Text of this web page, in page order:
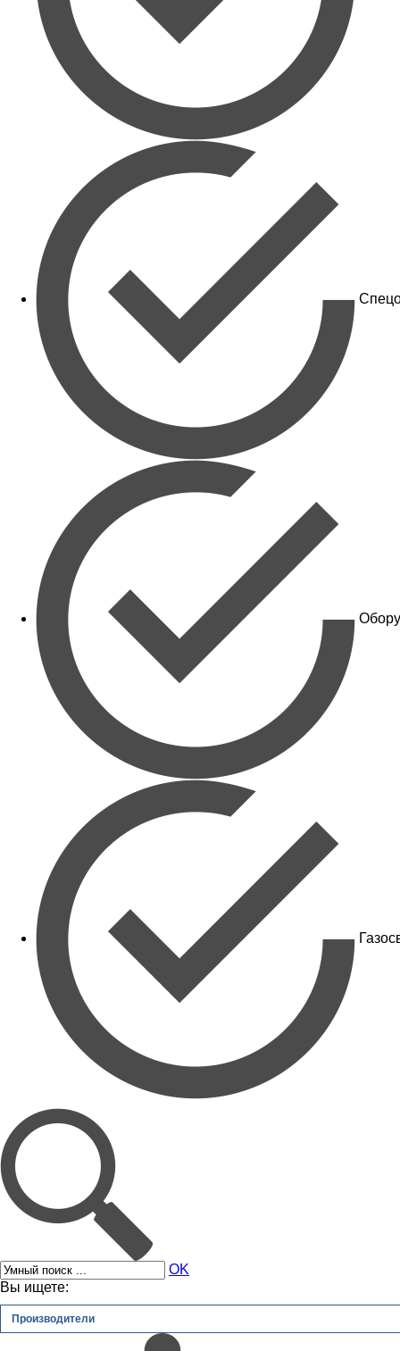
OK
Вы ищете:
Производители